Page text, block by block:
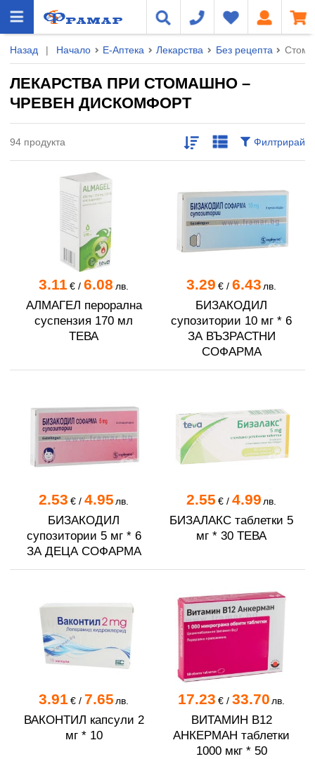
Назад | Начало Е-Аптека Лекарства Без рецепта
ЛЕКАРСТВА ПРИ СТОМАШНО –
ЧРЕВЕН ДИСКОМФОРТ
94 продукта Филтрирай
3.11€ / 6.08 лв.
АЛМАГЕЛ перорална
суспензия 170 мл
ТЕВА
3.29 €/ 6.43 лв.
БИЗАКОДИЛ
супозитории 10 мг * 6
ЗА ВЪЗРАСТНИ
СОФАРМА
2.53 €/ 4.95 лв.
БИЗАКОДИЛ
супозитории 5 мг * 6
ЗА ДЕЦА СОФАРМА
2.55 €/ 4.99 лв.
БИЗАЛАКС таблетки 5
мг * 30 ТЕВА
3.91 €/ 7.65 лв.
ВАКОНТИЛ капсули 2
мг * 10
17.23 €/ 33.70 лв.
ВИТАМИН B12
АНКЕРМАН таблетки
1000 мкг * 50